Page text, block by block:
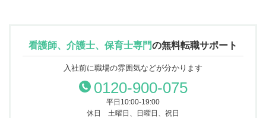
看護師、介護士、保育士専門の無料転職サポート
入社前に職場の雰囲気などが分かります
0120-900-075
平日10:00-19:00
休日 土曜日、日曜日、祝日